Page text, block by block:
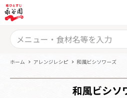
ホーム アレンジレシピ 和風ビシソワーズ
和風ビシソ